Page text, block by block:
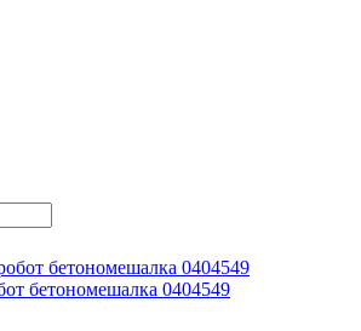
бетономешалка 0404549